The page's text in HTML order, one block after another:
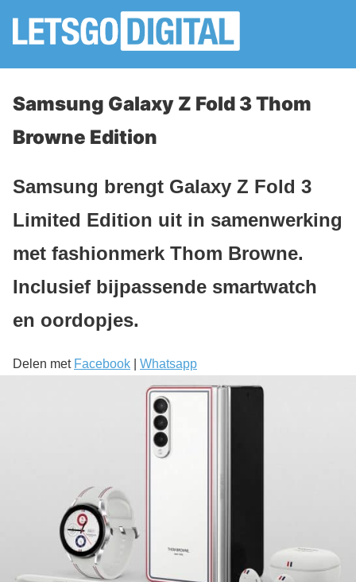
Samsung Galaxy Z Fold 3 Thom
Browne Edition
Samsung brengt Galaxy Z Fold 3
Limited Edition uit in samenwerking
met fashionmerk Thom Browne.
Inclusief bijpassende smartwatch
en oordopjes.
Delen met Facebook Whatsapp